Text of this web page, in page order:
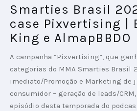
Smarties Brasil
case Pixvertising |
King e AlmapBBDO
A campanha “Pixvertising”, que
categorias do MMA Smarties Brasil
imediato/Promoção e Marketing de
consumidor – geração de leads/
episódio desta temporada do